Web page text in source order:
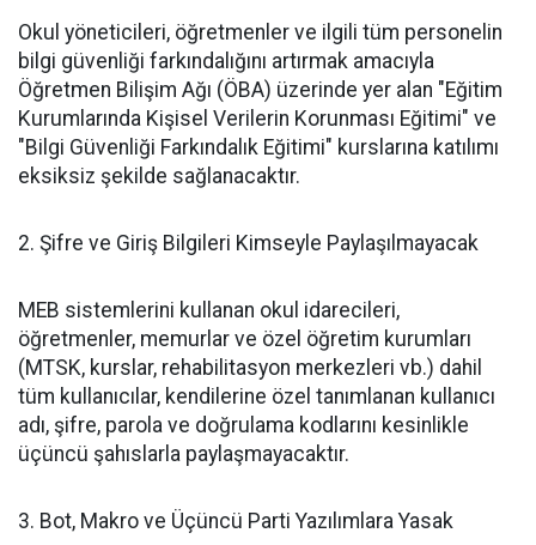
​Okul yöneticileri, öğretmenler ve ilgili tüm personelin
bilgi güvenliği farkındalığını artırmak amacıyla
Öğretmen Bilişim Ağı (ÖBA) üzerinde yer alan "Eğitim
Kurumlarında Kişisel Verilerin Korunması Eğitimi" ve
"Bilgi Güvenliği Farkındalık Eğitimi" kurslarına katılımı
eksiksiz şekilde sağlanacaktır.
​2. Şifre ve Giriş Bilgileri Kimseyle Paylaşılmayacak
​MEB sistemlerini kullanan okul idarecileri,
öğretmenler, memurlar ve özel öğretim kurumları
(MTSK, kurslar, rehabilitasyon merkezleri vb.) dahil
tüm kullanıcılar, kendilerine özel tanımlanan kullanıcı
adı, şifre, parola ve doğrulama kodlarını kesinlikle
üçüncü şahıslarla paylaşmayacaktır.
​3. Bot, Makro ve Üçüncü Parti Yazılımlara Yasak